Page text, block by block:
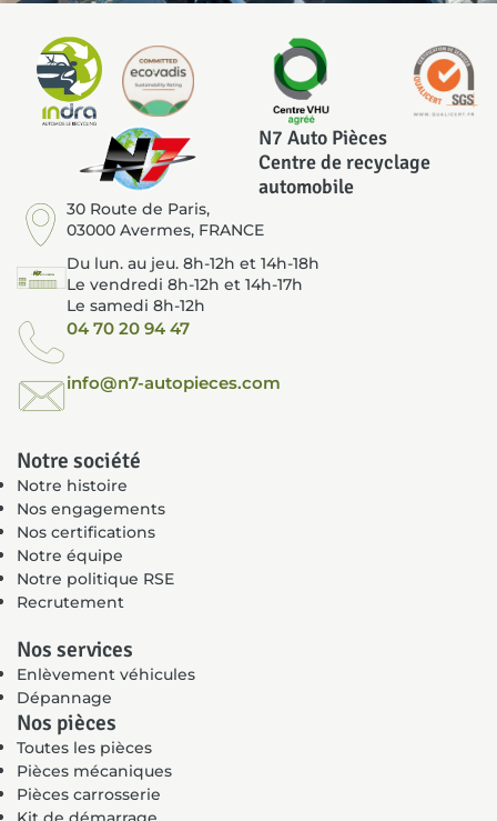
N7 Auto Pièces
Centre de recyclage
automobile
30 Route de Paris,
03000 Avermes, FRANCE
Du lun. au jeu. 8h-12h et 14h-18h
Le vendredi 8h-12h et 14h-17h
Le samedi 8h-12h
04 70 20 94 47
info@n7-autopieces.com
Notre société
Notre histoire
Nos engagements
Nos certifications
Notre équipe
Notre politique RSE
Recrutement
Nos services
Enlèvement véhicules
Dépannage
Nos pièces
Toutes les pièces
Pièces mécaniques
Pièces carrosserie